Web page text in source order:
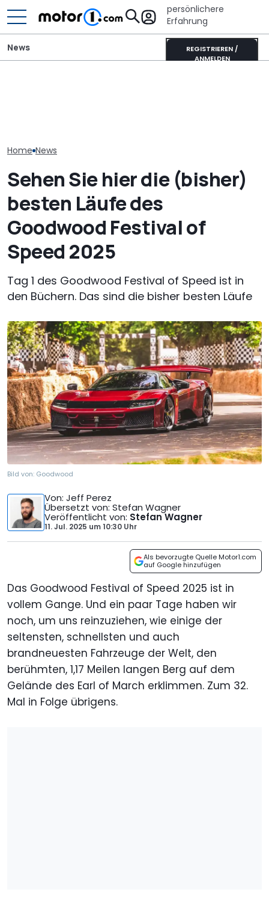
persönlichere
Erfahrung
REGISTRIEREN /
ANMELDEN
News
Home News
Sehen Sie hier die (bisher)
besten Läufe des
Goodwood Festival of
Speed 2025
Tag 1 des Goodwood Festival of Speed ist in
den Büchern. Das sind die bisher besten Läufe
Bild von: Goodwood
Von: Jeff Perez
Übersetzt von: Stefan Wagner
Veröffentlicht von: Stefan Wagner
11. Jul. 2025 um10:30 Uhr
Als bevorzugte Quelle Motor1.com
auf Google hinzufügen
Das Goodwood Festival of Speed 2025 ist in
vollem Gange. Und ein paar Tage haben wir
noch, um uns reinzuziehen, wie einige der
seltensten, schnellsten und auch
brandneuesten Fahrzeuge der Welt, den
berühmten, 1,17 Meilen langen Berg auf dem
Gelände des Earl of March erklimmen. Zum 32.
Mal in Folge übrigens.